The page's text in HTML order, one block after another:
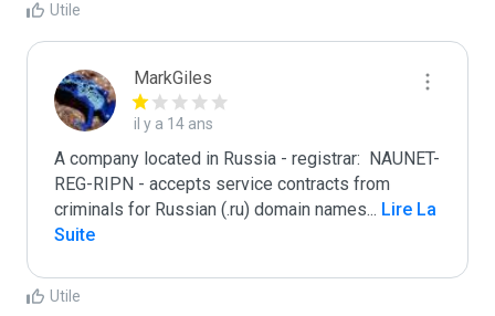
Utile
MarkGiles
il y a 14 ans
A company located in Russia - registrar:  NAUNET-
REG-RIPN - accepts service contracts from
criminals for Russian (.ru) domain names... Lire La
Suite
Utile